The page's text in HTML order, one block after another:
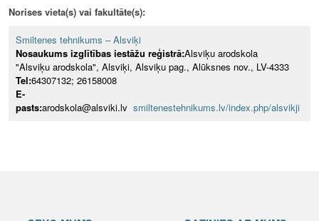
Norises vieta(s) vai fakultāte(s):
Smiltenes tehnikums – Alsviķi
Nosaukums izglītības iestāžu reģistrā:Alsviķu arodskola
"Alsviķu arodskola", Alsviķi, Alsviķu pag., Alūksnes nov., LV-4333
Tel:64307132; 26158008
E-
pasts:arodskola@alsviki.lv smiltenestehnikums.lv/index.php/alsvikji